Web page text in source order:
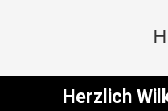
Herzlich